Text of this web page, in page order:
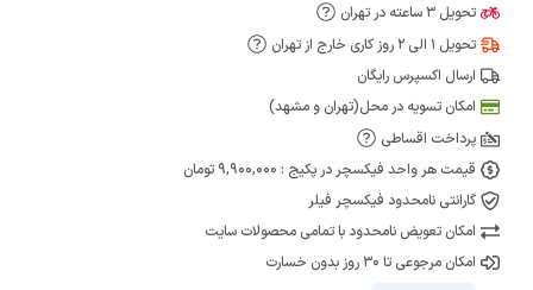
تحویل 3 ساعته در تهران
تحویل 1 الی 2 روز کاری خارج از تهران
ارسال اکسپرس رایگان
امکان تسویه در محل(تهران و مشهد)
پرداخت اقساطی
قیمت هر واحد فیکسچر در پکیج : 9,900,000 تومان
گارانتی نامحدود فیکسچر فیلر
امکان تعویض نامحدود با تمامی محصولات سایت
امکان مرجوعی تا 30 روز بدون خسارت